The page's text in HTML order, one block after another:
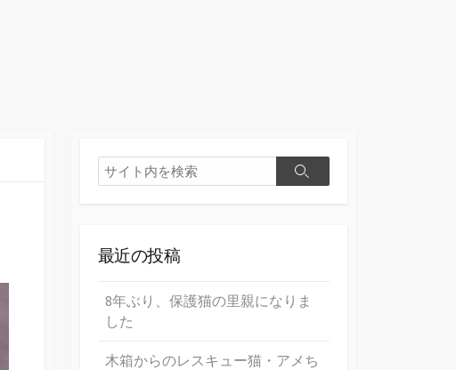
最近の投稿
8年ぶり、保護猫の里親になりま
した
木箱からのレスキュー猫・アメち